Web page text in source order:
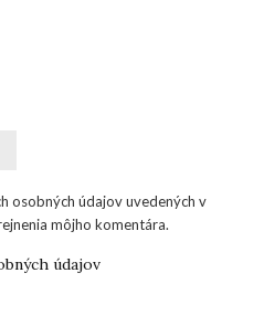
osobných údajov uvedených v
môjho komentára.
údajov